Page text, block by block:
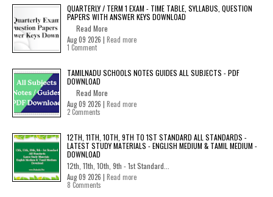
QUARTERLY / TERM 1 EXAM - TIME TABLE, SYLLABUS, QUESTION
PAPERS WITH ANSWER KEYS DOWNLOAD
Read More
Aug 09 2026 | Read more
1 Comment
TAMILNADU SCHOOLS NOTES GUIDES ALL SUBJECTS - PDF
DOWNLOAD
Read More
Aug 09 2026 | Read more
2 Comments
12TH, 11TH, 10TH, 9TH TO 1ST STANDARD ALL STANDARDS -
LATEST STUDY MATERIALS - ENGLISH MEDIUM & TAMIL MEDIUM -
DOWNLOAD
12th, 11th, 10th, 9th - 1st Standard...
Aug 09 2026 | Read more
8 Comments